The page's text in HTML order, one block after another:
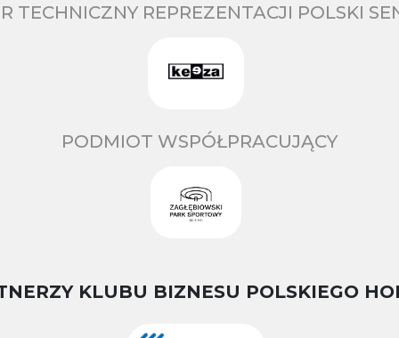
TECHNICZNY REPREZENTACJI POLSKI
PODMIOT WSPÓŁPRACUJĄCY
KLUBU BIZNESU POLSKIEGO